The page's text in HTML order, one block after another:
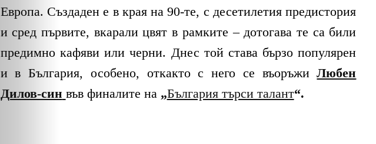
Европа. Създаден е в края на 90-те, с десетилетия предистория
и сред първите, вкарали цвят в рамките – дотогава те са били
предимно кафяви или черни. Днес той става бързо популярен
и в България, особено, откакто с него се въоръжиЛюбен
Дилов-син във финалите на „България търси талант“.